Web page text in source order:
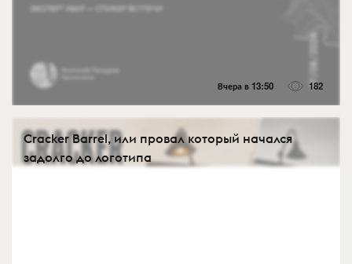
Вчера в 13:50 182
Cracker Barrel, или провал который начался
задолго до логотипа